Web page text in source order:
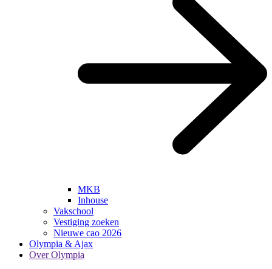
MKB
Inhouse
Vakschool
Vestiging zoeken
Nieuwe cao 2026
Olympia & Ajax
Over Olympia